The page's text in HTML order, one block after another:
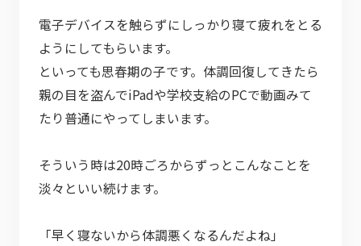
電子デバイスを触らずにしっかり寝て疲れをとる
ようにしてもらいます。
といっても思春期の子です。体調回復してきたら
親の目を盗んでiPadや学校支給のPCで動画みて
たり普通にやってしまいます。
そういう時は20時ごろからずっとこんなことを
淡々といい続けます。
「早く寝ないから体調悪くなるんだよね」